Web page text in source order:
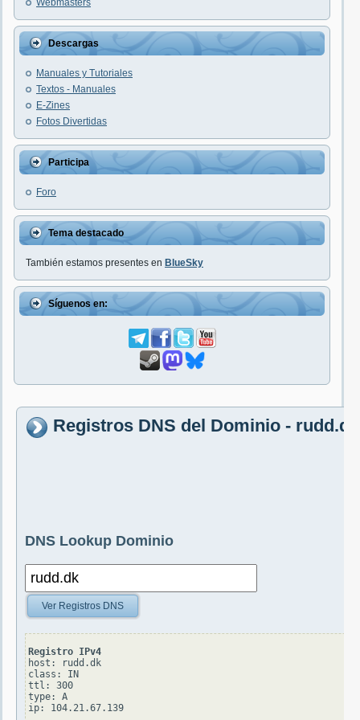
Webmasters
Descargas
Manuales y Tutoriales
Textos - Manuales
E-Zines
Fotos Divertidas
Participa
Foro
Tema destacado
También estamos presentes en BlueSky
Síguenos en:
Registros DNS del Dominio - rudd.dk
DNS Lookup Dominio
Ver Registros DNS
Registro IPv4
host: rudd.dk
class: IN
ttl: 300
type: A